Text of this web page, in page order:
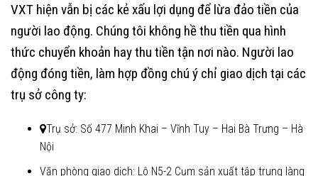
VXT hiện vẫn bị các kẻ xấu lợi dụng để lừa đảo tiền của
người lao động. Chúng tôi không hề thu tiền qua hình
thức chuyển khoản hay thu tiền tận nơi nào. Người lao
động đóng tiền, làm hợp đồng chú ý chỉ giao dịch tại các
trụ sở công ty:
Trụ sở: Số 477 Minh Khai – Vĩnh Tuy – Hai Bà Trưng – Hà
Nội
Văn phòng giao dịch: Lô N5-2 Cụm sản xuất tập trung làng